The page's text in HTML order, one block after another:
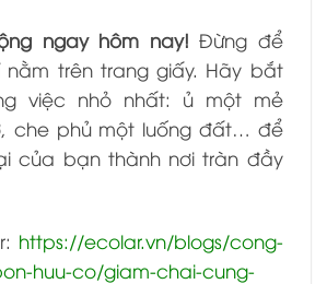
ngay hôm nay! Đừng để
nằm trên trang giấy. Hãy bắt
việc nhỏ nhất: ủ một mẻ
che phủ một luống đất… để
của bạn thành nơi tràn đầy
https://ecolar.vn/blogs/cong-
huu-co/giam-chai-cung-